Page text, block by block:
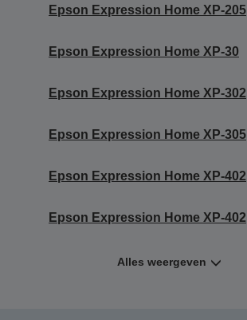
Epson Expression Home XP-205
Epson Expression Home XP-30
Epson Expression Home XP-302
Epson Expression Home XP-305
Epson Expression Home XP-402
Epson Expression Home XP-402
Alles weergeven